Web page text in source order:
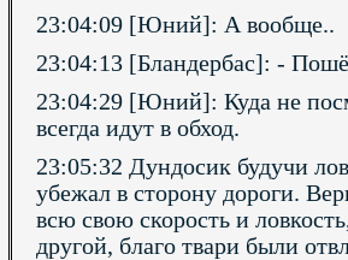
23:04:09 [Юний]: А вообще..
23:04:13 [Бландербас]: -
23:04:29 [Юний]: Куда не
всегда идут в обход.
23:05:32 Дундосик будучи
убежал в сторону дороги.
всю свою скорость и
другой, благо твари были